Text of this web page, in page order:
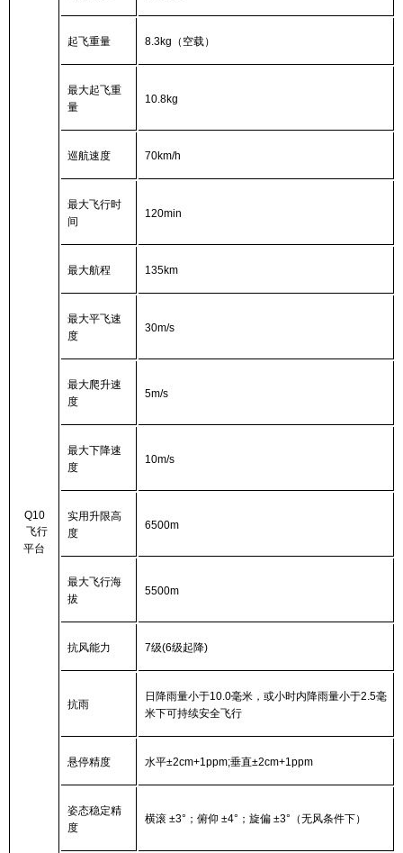
Q10
飞行
平台
起飞重量 8.3kg （空载）
最大起飞重
量
10.8kg
巡航速度 70km/h
最大飞行时
间
120min
最大航程 135km
最大平飞速
度
30m/s
最大爬升速
度
5m/s
最大下降速
度
10m/s
实用升限高
度
6500m
最大飞行海
拔
5500m
抗风能力 7级(6级起降)
抗雨
日降雨量小于10.0毫米，或小时内降雨量小于2.5毫
米下可持续安全飞行
悬停精度 水平±2cm+1ppm;垂直±2cm+1ppm
姿态稳定精
度
横滚 ±3°；俯仰 ±4°；旋偏 ±3°（无风条件下）